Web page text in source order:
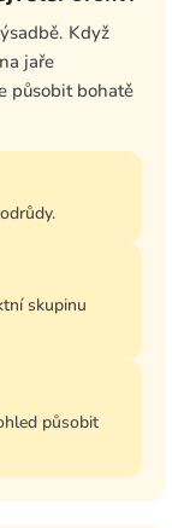
Když
jaře
působit bohatě
skupinu
působit